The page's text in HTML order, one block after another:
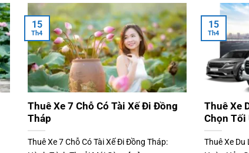
Thuê Xe 7 Chỗ Có Tài Xế Đi Đồng
Tháp
Thuê Xe 7 Chỗ Có Tài Xế Đi Đồng Tháp:
15
Th4
Thuê Xe
Chọn Tối
Thuê Xe Du
15
Th4